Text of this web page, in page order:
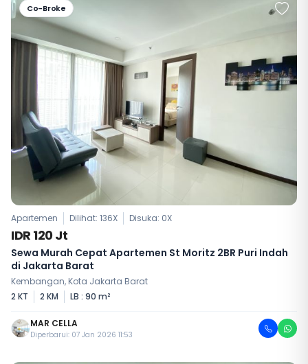
Co-Broke
Apartemen Dilihat: 136X Disuka: 0X
IDR 120 Jt
Sewa Murah Cepat Apartemen St Moritz 2BR Puri Indah
di Jakarta Barat
Kembangan, Kota Jakarta Barat
2 KT
2 KM LB : 90 m²
MAR CELLA
Diperbarui: 07 Jan 2026 11:53